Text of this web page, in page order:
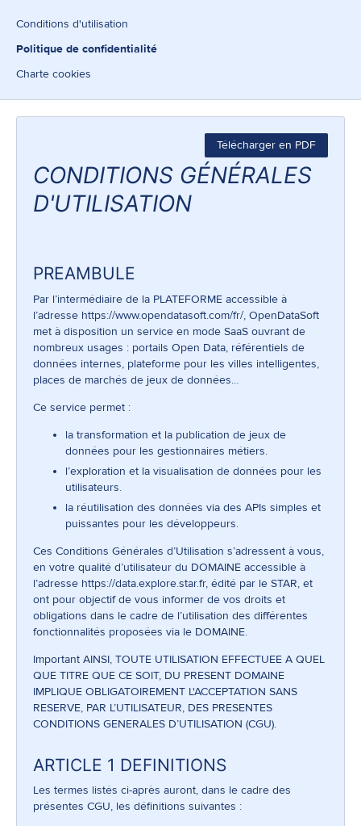
Conditions d'utilisation
Politique de confidentialité
Charte cookies
Télécharger en PDF
CONDITIONS GÉNÉRALES
D'UTILISATION
PREAMBULE
Par l’intermédiaire de la PLATEFORME accessible à
l’adresse https://www.opendatasoft.com/fr/, OpenDataSoft
met à disposition un service en mode SaaS ouvrant de
nombreux usages : portails Open Data, référentiels de
données internes, plateforme pour les villes intelligentes,
places de marchés de jeux de données…
Ce service permet :
la transformation et la publication de jeux de
données pour les gestionnaires métiers.
l’exploration et la visualisation de données pour les
utilisateurs.
la réutilisation des données via des APIs simples et
puissantes pour les développeurs.
Ces Conditions Générales d’Utilisation s’adressent à vous,
en votre qualité d’utilisateur du DOMAINE accessible à
l’adresse https://data.explore.star.fr, édité par le STAR, et
ont pour objectif de vous informer de vos droits et
obligations dans le cadre de l’utilisation des différentes
fonctionnalités proposées via le DOMAINE.
Important AINSI, TOUTE UTILISATION EFFECTUEE A QUEL
QUE TITRE QUE CE SOIT, DU PRESENT DOMAINE
IMPLIQUE OBLIGATOIREMENT L'ACCEPTATION SANS
RESERVE, PAR L’UTILISATEUR, DES PRESENTES
CONDITIONS GENERALES D’UTILISATION (CGU).
ARTICLE 1 DEFINITIONS
Les termes listés ci-après auront, dans le cadre des
présentes CGU, les définitions suivantes :